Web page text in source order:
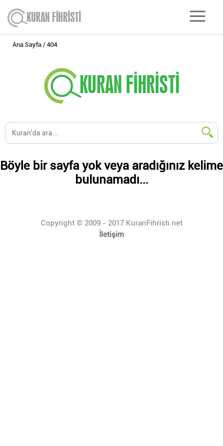
Ana Sayfa 404
Böyle bir sayfa yok veya aradığınız kelime
bulunamadı...
Copyright © 2009 - 2017 KuranFihristi.net
İletişim